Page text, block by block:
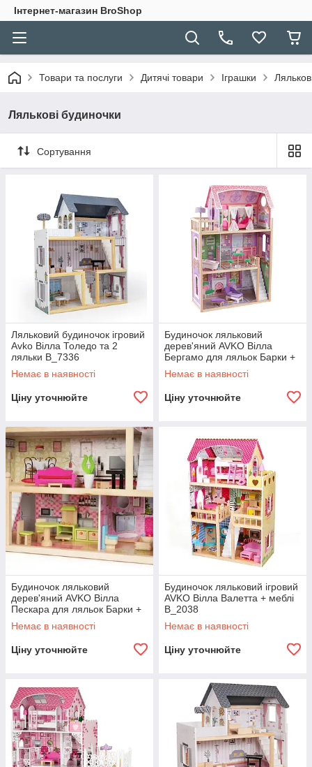
Інтернет-магазин BroShop
Товари та послуги Дитячі товари Іграшки
Лялькові будиночки
Сортування
Ляльковий будиночок ігровий
Avko Вілла Толедо та 2
ляльки B_7336
Немає в наявності
Ціну уточнюйте
Будиночок ляльковий
дерев'яний AVKO Вілла
Бергамо для ляльок Барки +
меблі B_2030
Немає в наявності
Ціну уточнюйте
Будиночок ляльковий
дерев'яний AVKO Вілла
Пескара для ляльок Барки +
меблі B_2030
Немає в наявності
Ціну уточнюйте
Будиночок ляльковий ігровий
AVKO Вілла Валетта + меблі
B_2038
Немає в наявності
Ціну уточнюйте